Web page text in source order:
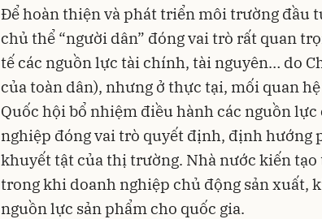
Để hoàn thiện và phát triển môi trường đầu
chủ thể “người dân” đóng vai trò rất quan
tế các nguồn lực tài chính, tài nguyên… do
của toàn dân), nhưng ở thực tại, mối quan
Quốc hội bổ nhiệm điều hành các nguồn lực
nghiệp đóng vai trò quyết định, định hướng
khuyết tật của thị trường. Nhà nước kiến tạo
trong khi doanh nghiệp chủ động sản xuất,
nguồn lực sản phẩm cho quốc gia.